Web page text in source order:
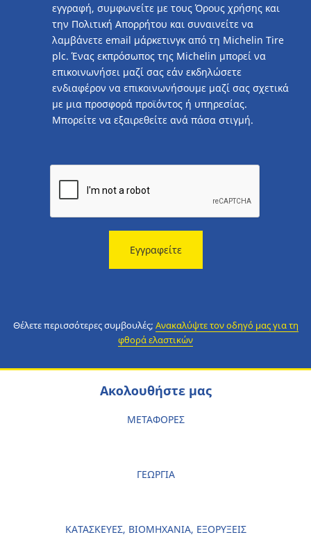
εγγραφή, συμφωνείτε με τους Όρους χρήσης και
την Πολιτική Απορρήτου και συναινείτε να
λαμβάνετε email μάρκετινγκ από τη Michelin Tire
plc. Ένας εκπρόσωπος της Michelin μπορεί να
επικοινωνήσει μαζί σας εάν εκδηλώσετε
ενδιαφέρον να επικοινωνήσουμε μαζί σας σχετικά
με μια προσφορά προϊόντος ή υπηρεσίας.
Μπορείτε να εξαιρεθείτε ανά πάσα στιγμή.
Εγγραφείτε
Θέλετε περισσότερες συμβουλές; Ανακαλύψτε τον οδηγό μας για τη
φθορά ελαστικών
Ακολουθήστε μας
ΜΕΤΑΦΟΡΕΣ
ΓΕΩΡΓΙΑ
ΚΑΤΑΣΚΕΥΕΣ, ΒΙΟΜΗΧΑΝΙΑ, ΕΞΟΡΥΞΕΙΣ